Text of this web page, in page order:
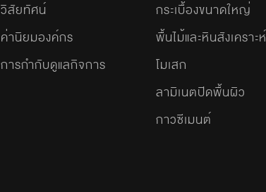
วิสัยทัศน์
ค่านิยมองค์กร
การกำกับดูแลกิจการ
กระเบื้องขนาดใหญ่
พื้นไม้และหินสังเคราะห์
โมเสก
ลามิเนตปิดพื้นผิว
กาวซีเมนต์